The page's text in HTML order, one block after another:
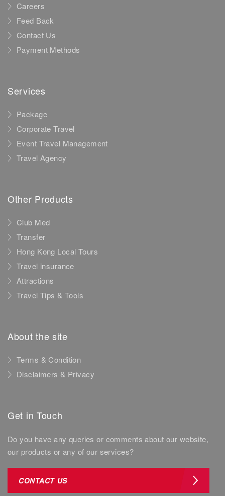
Careers
Feed Back
Contact Us
Payment Methods
Services
Package
Corporate Travel
Event Travel Management
Travel Agency
Other Products
Club Med
Transfer
Hong Kong Local Tours
Travel insurance
Attractions
Travel Tips & Tools
About the site
Terms & Condition
Disclaimers & Privacy
Get in Touch
Do you have any queries or comments about our website,
our products or any of our services?
CONTACT US